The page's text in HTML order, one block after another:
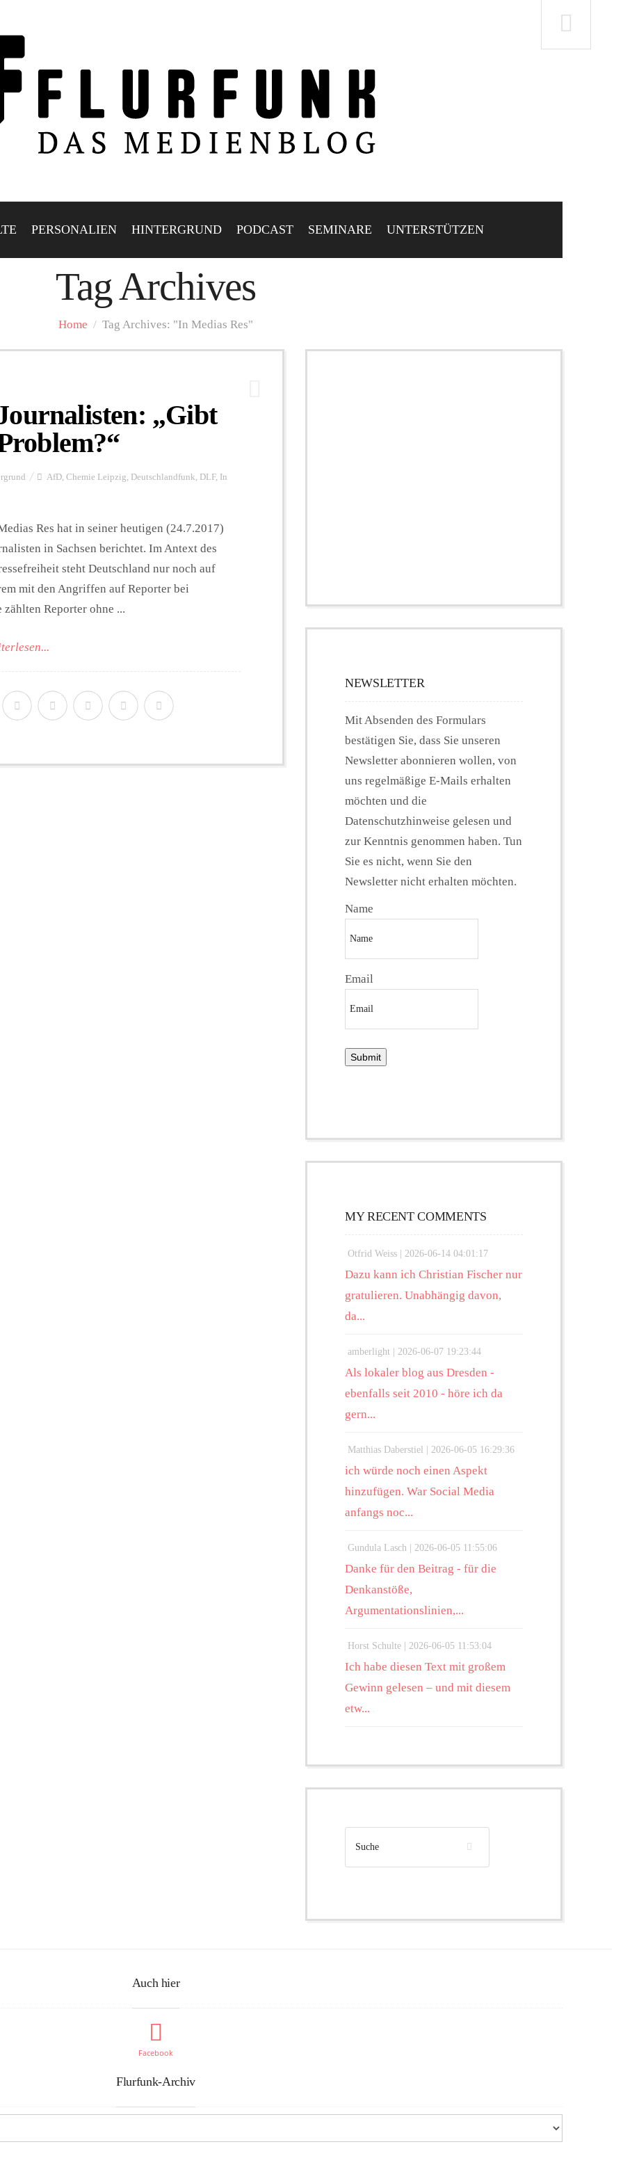
PERSONALIEN HINTERGRUND PODCAST SEMINARE UNTERSTÜTZEN
Tag Archives
Home / Tag Archives: "In Medias Res"
„Gibt
AfD, Chemie Leipzig, Deutschlandfunk, DLF, In
Res hat in seiner heutigen (24.7.2017)
in Sachsen berichtet. Im Antext des
steht Deutschland nur noch auf
mit den Angriffen auf Reporter bei
Reporter ohne ...
NEWSLETTER
Mit Absenden des Formulars
bestätigen Sie, dass Sie unseren
Newsletter abonnieren wollen, von
uns regelmäßige E-Mails erhalten
möchten und die
Datenschutzhinweise gelesen und
zur Kenntnis genommen haben. Tun
Sie es nicht, wenn Sie den
Newsletter nicht erhalten möchten.
Name
Email
MY RECENT COMMENTS
Otfrid Weiss | 2026-06-14 04:01:17
Dazu kann ich Christian Fischer nur
gratulieren. Unabhängig davon,
da...
amberlight | 2026-06-07 19:23:44
Als lokaler blog aus Dresden -
ebenfalls seit 2010 - höre ich da
gern...
Matthias Daberstiel | 2026-06-05 16:29:36
ich würde noch einen Aspekt
hinzufügen. War Social Media
anfangs noc...
Gundula Lasch | 2026-06-05 11:55:06
Danke für den Beitrag - für die
Denkanstöße,
Argumentationslinien,...
Horst Schulte | 2026-06-05 11:53:04
Ich habe diesen Text mit großem
Gewinn gelesen – und mit diesem
etw...
Auch hier
Facebook
Flurfunk-Archiv